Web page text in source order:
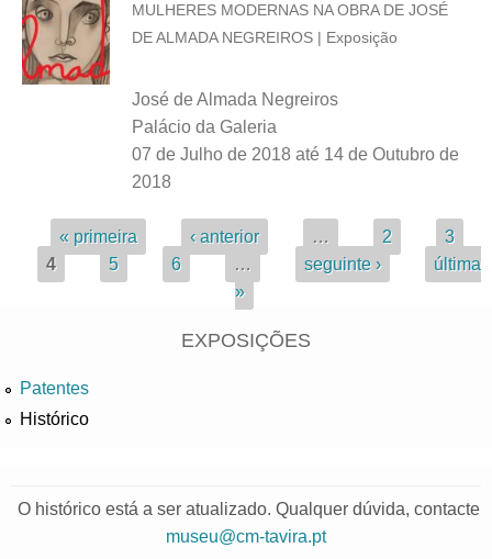
MULHERES MODERNAS NA OBRA DE JOSÉ
DE ALMADA NEGREIROS | Exposição
José de Almada Negreiros
Palácio da Galeria
07 de Julho de 2018 até 14 de Outubro de
2018
Páginas« primeira ‹ anterior … 2
3
4
5 6 … seguinte ›
última
»
EXPOSIÇÕES
Patentes
Histórico
O histórico está a ser atualizado. Qualquer dúvida, contacte
museu@cm-tavira.pt